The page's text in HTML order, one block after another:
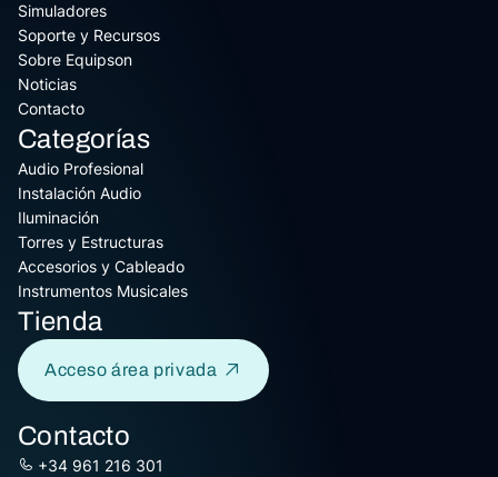
Simuladores
Soporte y Recursos
Sobre Equipson
Noticias
Contacto
Categorías
Audio Profesional
Instalación Audio
Iluminación
Torres y Estructuras
Accesorios y Cableado
Instrumentos Musicales
Tienda
Acceso área privada
Contacto
+34 961 216 301